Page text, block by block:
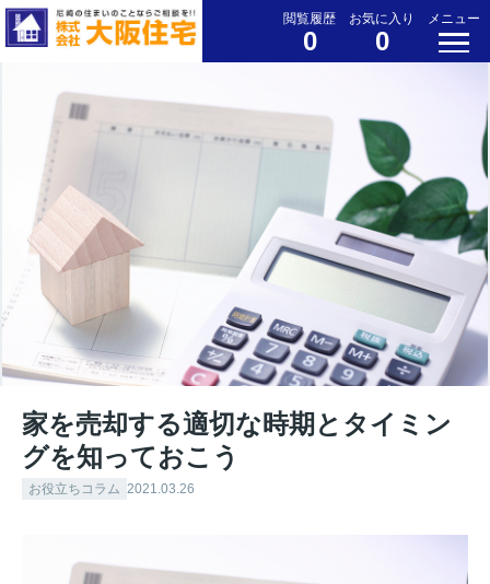
閲覧履歴
0
お気に入り
0
メニュー
家を売却する適切な時期とタイミン
グを知っておこう
お役立ちコラム 2021.03.26